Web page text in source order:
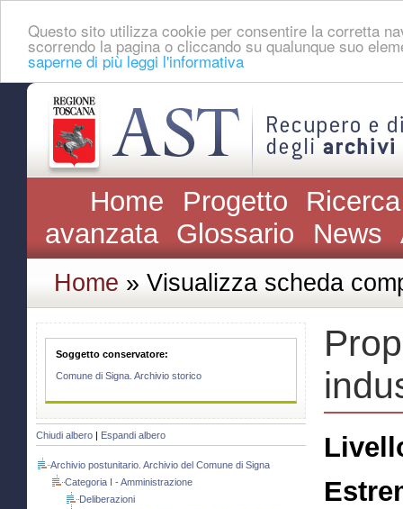
Questo sito utilizza cookie per consentire la corretta
scorrendo la pagina o cliccando su qualunque suo
saperne di più leggi l'informativa
Home Progetto
avanzata Glossario News
Home » Visualizza scheda
Soggetto conservatore:
Comune di Signa. Archivio storico
Chiudi albero | Espandi albero
Archivio postunitario. Archivio del Comune di Signa
Categoria I - Amministrazione
Deliberazioni